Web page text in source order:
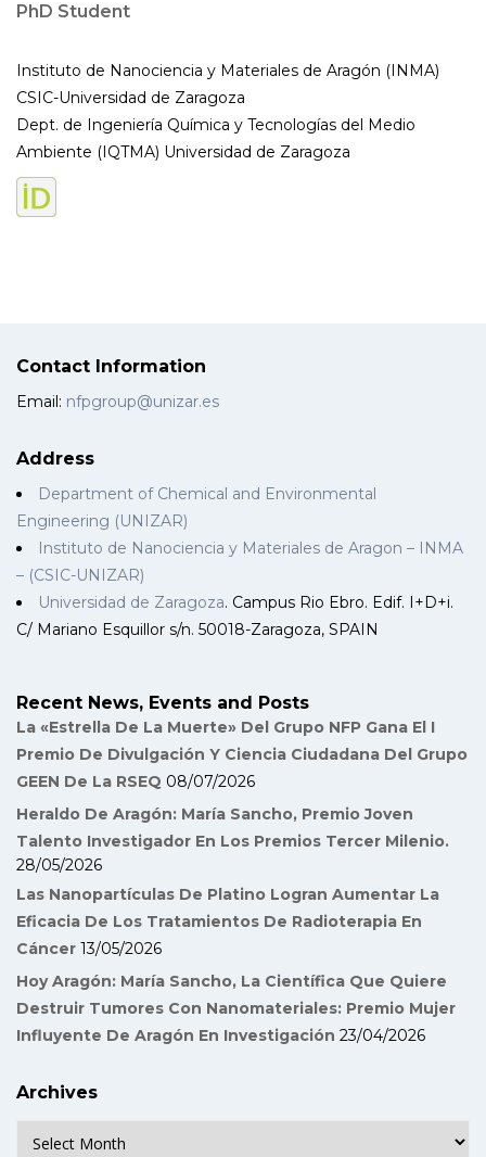
PhD Student
Instituto de Nanociencia y Materiales de Aragón (INMA)
CSIC-Universidad de Zaragoza
Dept. de Ingeniería Química y Tecnologías del Medio
Ambiente (IQTMA) Universidad de Zaragoza
Contact Information
Email: nfpgroup@unizar.es
Address
Department of Chemical and Environmental
Engineering (UNIZAR)
Instituto de Nanociencia y Materiales de Aragon – INMA
– (CSIC-UNIZAR)
Universidad de Zaragoza. Campus Rio Ebro. Edif. I+D+i.
C/ Mariano Esquillor s/n. 50018-Zaragoza, SPAIN
Recent News, Events and Posts
La «Estrella De La Muerte» Del Grupo NFP Gana El I
Premio De Divulgación Y Ciencia Ciudadana Del Grupo
GEEN De La RSEQ 08/07/2026
Heraldo De Aragón: María Sancho, Premio Joven
Talento Investigador En Los Premios Tercer Milenio.
28/05/2026
Las Nanopartículas De Platino Logran Aumentar La
Eficacia De Los Tratamientos De Radioterapia En
Cáncer 13/05/2026
Hoy Aragón: María Sancho, La Científica Que Quiere
Destruir Tumores Con Nanomateriales: Premio Mujer
Influyente De Aragón En Investigación 23/04/2026
Archives